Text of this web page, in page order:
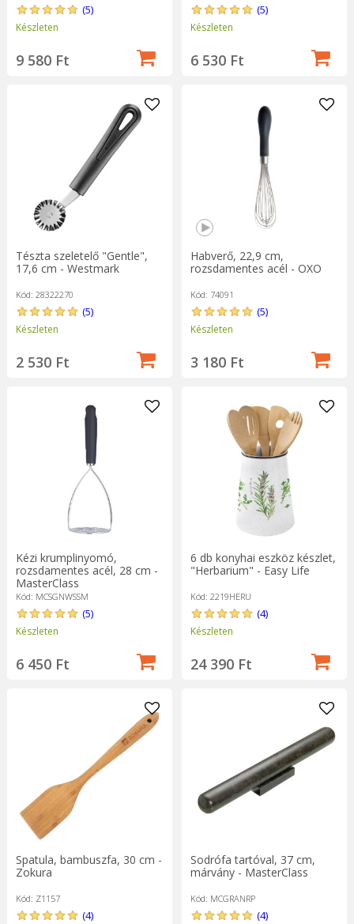
(5)
Készleten
9 580 Ft
(5)
Készleten
6 530 Ft
Tészta szeletelő "Gentle",
17,6 cm - Westmark
Kód: 28322270
(5)
Készleten
2 530 Ft
Habverő, 22,9 cm,
rozsdamentes acél - OXO
Kód: 74091
(5)
Készleten
3 180 Ft
Kézi krumplinyomó,
rozsdamentes acél, 28 cm -
MasterClass
Kód: MCSGNWSSM
(5)
Készleten
6 450 Ft
6 db konyhai eszköz készlet,
"Herbarium" - Easy Life
Kód: 2219HERU
(4)
Készleten
24 390 Ft
Spatula, bambuszfa, 30 cm -
Zokura
Kód: Z1157
(4)
Sodrófa tartóval, 37 cm,
márvány - MasterClass
Kód: MCGRANRP
(4)